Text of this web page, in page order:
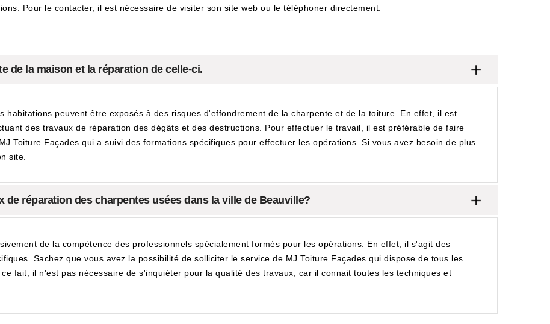
Pour le contacter, il est nécessaire de visiter son site web ou le téléphoner directement.
de la maison et la réparation de celle-ci.
habitations peuvent être exposés à des risques d'effondrement de la charpente et de la toiture. En effet, il est
des travaux de réparation des dégâts et des destructions. Pour effectuer le travail, il est préférable de faire
Toiture Façades qui a suivi des formations spécifiques pour effectuer les opérations. Si vous avez besoin de plus
site.
de réparation des charpentes usées dans la ville de Beauville?
de la compétence des professionnels spécialement formés pour les opérations. En effet, il s'agit des
Sachez que vous avez la possibilité de solliciter le service de MJ Toiture Façades qui dispose de tous les
fait, il n'est pas nécessaire de s'inquiéter pour la qualité des travaux, car il connait toutes les techniques et